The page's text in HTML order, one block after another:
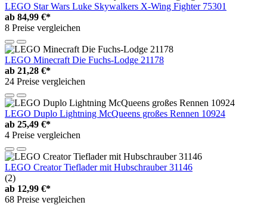
LEGO Star Wars Luke Skywalkers X-Wing Fighter 75301
ab 84,99 €*
8 Preise vergleichen
LEGO Minecraft Die Fuchs-Lodge 21178
ab 21,28 €*
24 Preise vergleichen
LEGO Duplo Lightning McQueens großes Rennen 10924
ab 25,49 €*
4 Preise vergleichen
LEGO Creator Tieflader mit Hubschrauber 31146
(2)
ab 12,99 €*
68 Preise vergleichen